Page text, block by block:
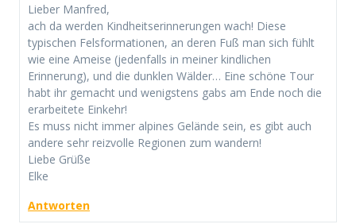
Lieber Manfred,
ach da werden Kindheitserinnerungen wach! Diese
typischen Felsformationen, an deren Fuß man sich fühlt
wie eine Ameise (jedenfalls in meiner kindlichen
Erinnerung), und die dunklen Wälder… Eine schöne Tour
habt ihr gemacht und wenigstens gabs am Ende noch die
erarbeitete Einkehr!
Es muss nicht immer alpines Gelände sein, es gibt auch
andere sehr reizvolle Regionen zum wandern!
Liebe Grüße
Elke
Antworten